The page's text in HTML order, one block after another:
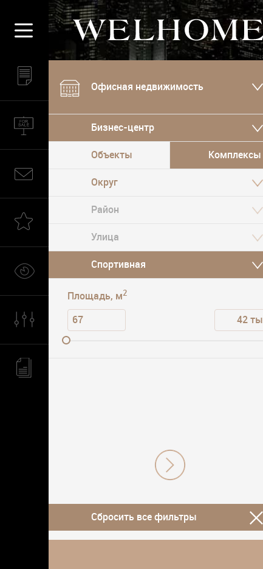
Офисная недвижимость
Бизнес-центр
Объекты Комплексы
Округ
Спортивная
Площадь, м2
Сбросить все фильтры